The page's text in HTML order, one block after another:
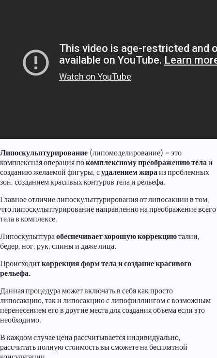
Липоскульптурирование (липомоделирование) – это
комплексная операция покомплексному преображению телаи
созданию желаемой фигуры, судалением жираиз проблемных
зон, созданием красивых контуров тела и рельефа.
Главное отличие липоскульптурирования от липосакции в том,
что липоскульптурирование направленно на преображение всего
тела в комплексе.
Липоскульптураобеспечивает хорошую коррекциюталии,
бедер, ног, рук, спины и даже лица.
Происходиткоррекция форм тела и создание красивого
рельефа.
Данная процедура может включать в себя как просто
липосакцию, так и липосакцию с липофиллингом с возможным
перенесением его в другие места для создания объема если это
необходимо.
В каждом случае цена рассчитывается индивидуально,
рассчитать полную стоимость вы сможете на бесплатной